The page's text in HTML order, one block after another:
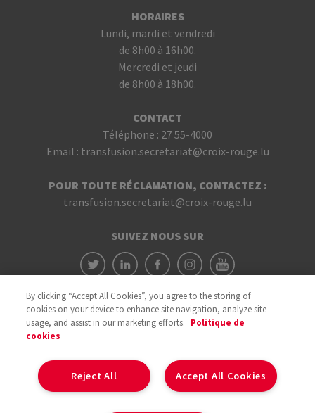
HORAIRES
Lundi, mardi et vendredi
de 8h00 à 16h00.
Mercredi et jeudi
de 8h00 à 18h00.
CONTACT
Téléphone : 27 55-4000
Email : transfusion.secretariat@croix-rouge.lu
POUR TOUTE RÉCLAMATION, CONTACTEZ :
transfusion.secretariat@croix-rouge.lu
SUIVEZ NOUS SUR
By clicking “Accept All Cookies”, you agree to the storing of
cookies on your device to enhance site navigation, analyze site
usage, and assist in our marketing efforts. Politique de
cookies
Accept All Cookies
Reject All